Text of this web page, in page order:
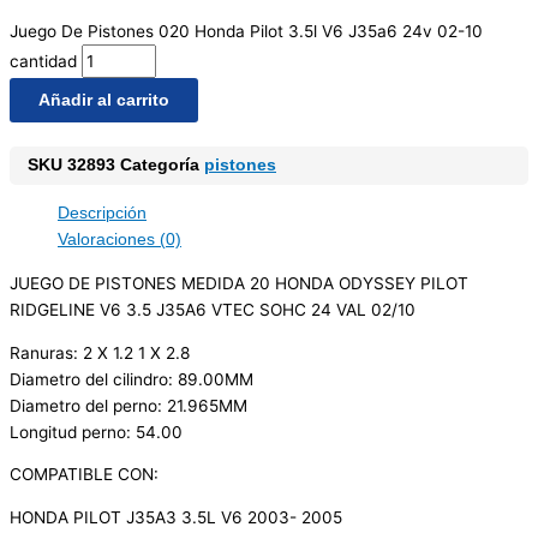
Juego De Pistones 020 Honda Pilot 3.5l V6 J35a6 24v 02-10
cantidad
Añadir al carrito
SKU 32893 Categoría pistones
Descripción
Valoraciones (0)
JUEGO DE PISTONES MEDIDA 20 HONDA ODYSSEY PILOT
RIDGELINE V6 3.5 J35A6 VTEC SOHC 24 VAL 02/10
Ranuras: 2 X 1.2 1 X 2.8
Diametro del cilindro: 89.00MM
Diametro del perno: 21.965MM
Longitud perno: 54.00
COMPATIBLE CON:
HONDA PILOT J35A3 3.5L V6 2003- 2005